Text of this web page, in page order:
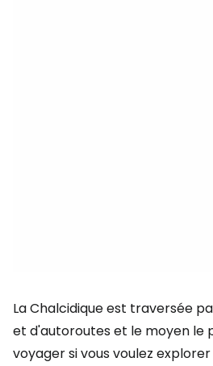
La Chalcidique est traversée
et d'autoroutes et le moyen le
voyager si vous voulez